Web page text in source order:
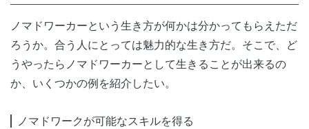
ノマドワーカーという生き方が何かは分かってもらえただ
ろうか。合う人にとっては魅力的な生き方だ。そこで、ど
うやったらノマドワーカーとして生きることが出来るの
か、いくつかの例を紹介したい。
ノマドワークが可能なスキルを得る